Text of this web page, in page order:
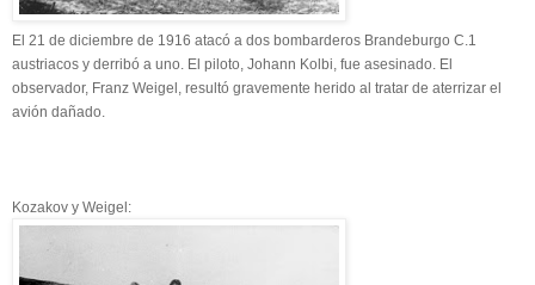
El 21 de diciembre de 1916 atacó a dos bombarderos Brandeburgo C.1
austriacos y derribó a uno. El piloto, Johann Kolbi, fue asesinado. El
observador, Franz Weigel, resultó gravemente herido al tratar de aterrizar el
avión dañado.
Kozakov y Weigel: